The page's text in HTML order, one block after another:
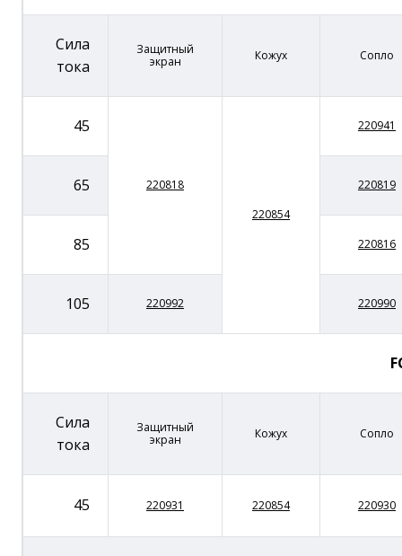
Сила
тока
Защитный
экран
Кожух Сопло
45
220818
220854
220941
65 220819
85 220816
105 220992 220990
Сила
тока
Защитный
экран
Кожух Сопло
45 220931 220854 220930